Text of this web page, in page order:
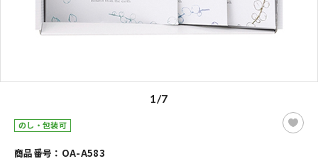
1/7
のし・包装可
商品番号：OA-A583